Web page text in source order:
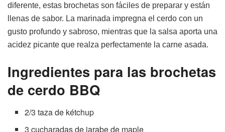
diferente, estas brochetas son fáciles de preparar y están
llenas de sabor. La marinada impregna el cerdo con un
gusto profundo y sabroso, mientras que la salsa aporta una
acidez picante que realza perfectamente la carne asada.
Ingredientes para las brochetas
de cerdo BBQ
2/3 taza de kétchup
3 cucharadas de jarabe de maple